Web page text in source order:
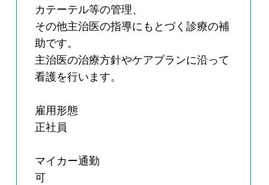
カテーテル等の管理、
その他主治医の指導にもとづく診療の補
助です。
主治医の治療方針やケアプランに沿って
看護を行います。
雇用形態
正社員
マイカー通勤
可